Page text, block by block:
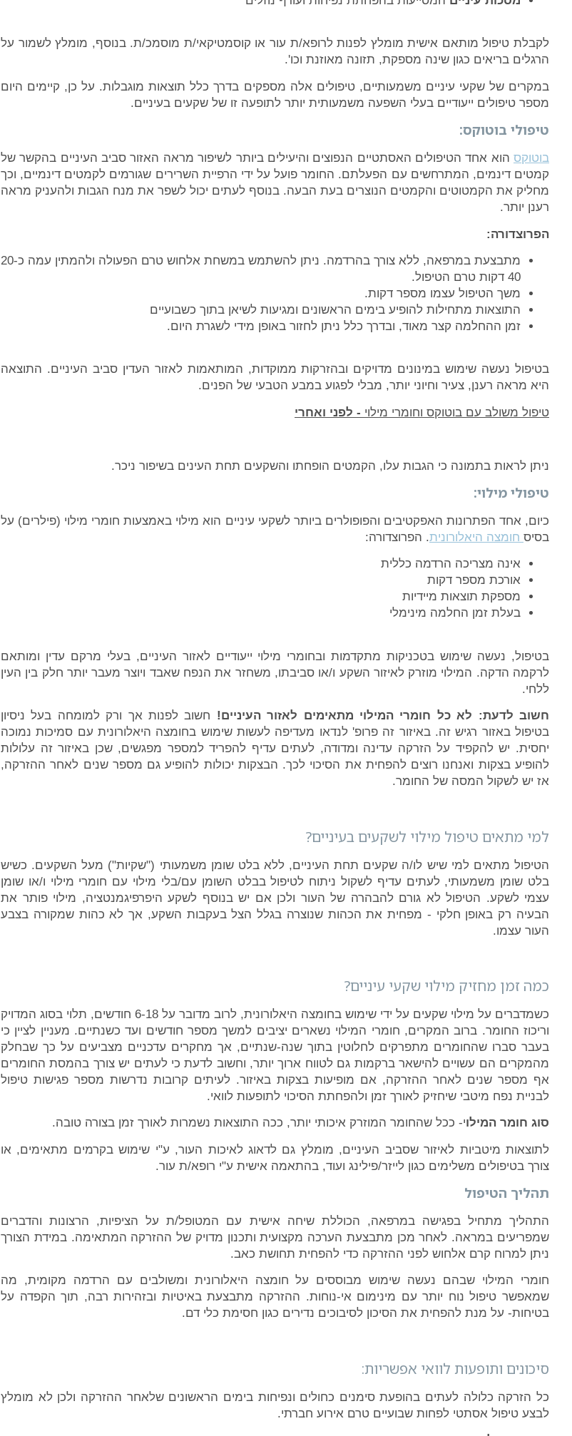
לקבלת טיפול מותאם אישית מומלץ לפנות לרופא/ת עור או קוסמטיקאי/ת מוסמכ/ת. בנוסף, מומלץ לשמור על
הרגלים בריאים כגון שינה מספקת, תזונה מאוזנת וכו'.
במקרים של שקעי עיניים משמעותיים, טיפולים אלה מספקים בדרך כלל תוצאות מוגבלות. על כן, קיימים היום
מספר טיפולים ייעודיים בעלי השפעה משמעותית יותר לתופעה זו של שקעים בעיניים.
טיפולי בוטוקס:
בוטוקס הוא אחד הטיפולים האסתטיים הנפוצים והיעילים ביותר לשיפור מראה האזור סביב העיניים בהקשר של
קמטים דינמים, המתרחשים עם הפעלתם. החומר פועל על ידי הרפיית השרירים שגורמים לקמטים דינמיים, וכך
מחליק את הקמטוטים והקמטים הנוצרים בעת הבעה. בנוסף לעתים יכול לשפר את מנח הגבות ולהעניק מראה
רענן יותר.
הפרוצדורה:
מתבצעת במרפאה, ללא צורך בהרדמה. ניתן להשתמש במשחת אלחוש טרם הפעולה ולהמתין עמה כ20-
40 דקות טרם הטיפול.
משך הטיפול עצמו מספר דקות.
התוצאות מתחילות להופיע בימים הראשונים ומגיעות לשיאן בתוך כשבועיים
זמן ההחלמה קצר מאוד, ובדרך כלל ניתן לחזור באופן מידי לשגרת היום.
בטיפול נעשה שימוש במינונים מדויקים ובהזרקות ממוקדות, המותאמות לאזור העדין סביב העיניים. התוצאה
היא מראה רענן, צעיר וחיוני יותר, מבלי לפגוע במבע הטבעי של הפנים.
טיפול משולב עם בוטוקס וחומרי מילוי - לפני ואחרי
ניתן לראות בתמונה כי הגבות עלו, הקמטים הופחתו והשקעים תחת העינים בשיפור ניכר.
טיפולי מילוי:
כיום, אחד הפתרונות האפקטיבים והפופולרים ביותר לשקעי עיניים הוא מילוי באמצעות חומרי מילוי (פילרים) על
בסיס חומצה היאלורונית. הפרוצדורה:
אינה מצריכה הרדמה כללית
אורכת מספר דקות
מספקת תוצאות מיידיות
בעלת זמן החלמה מינימלי
בטיפול, נעשה שימוש בטכניקות מתקדמות ובחומרי מילוי ייעודיים לאזור העיניים, בעלי מרקם עדין ומותאם
לרקמה הדקה. המילוי מוזרק לאיזור השקע ו/או סביבתו, משחזר את הנפח שאבד ויוצר מעבר יותר חלק בין העין
ללחי.
חשוב לדעת: לא כל חומרי המילוי מתאימים לאזור העיניים! חשוב לפנות אך ורק למומחה בעל ניסיון
בטיפול באזור רגיש זה. באיזור זה פרופ' לנדאו מעדיפה לעשות שימוש בחומצה היאלורונית עם סמיכות נמוכה
יחסית. יש להקפיד על הזרקה עדינה ומדודה, לעתים עדיף להפריד למספר מפגשים, שכן באיזור זה עלולות
להופיע בצקות ואנחנו רוצים להפחית את הסיכוי לכך. הבצקות יכולות להופיע גם מספר שנים לאחר ההזרקה,
אז יש לשקול המסה של החומר.
למי מתאים טיפול מילוי לשקעים בעיניים?
הטיפול מתאים למי שיש לו/ה שקעים תחת העיניים, ללא בלט שומן משמעותי ("שקיות") מעל השקעים. כשיש
בלט שומן משמעותי, לעתים עדיף לשקול ניתוח לטיפול בבלט השומן עם/בלי מילוי עם חומרי מילוי ו/או שומן
עצמי לשקע. הטיפול לא גורם להבהרה של העור ולכן אם יש בנוסף לשקע היפרפיגמנטציה, מילוי פותר את
הבעיה רק באופן חלקי - מפחית את הכהות שנוצרה בגלל הצל בעקבות השקע, אך לא כהות שמקורה בצבע
העור עצמו.
כמה זמן מחזיק מילוי שקעי עיניים?
כשמדברים על מילוי שקעים על ידי שימוש בחומצה היאלורונית, לרוב מדובר על 6-18 חודשים, תלוי בסוג המדויק
וריכוז החומר. ברוב המקרים, חומרי המילוי נשארים יציבים למשך מספר חודשים ועד כשנתיים. מעניין לציין כי
בעבר סברו שהחומרים מתפרקים לחלוטין בתוך שנה-שנתיים, אך מחקרים עדכניים מצביעים על כך שבחלק
מהמקרים הם עשויים להישאר ברקמות גם לטווח ארוך יותר, וחשוב לדעת כי לעתים יש צורך בהמסת החומרים
אף מספר שנים לאחר ההזרקה, אם מופיעות בצקות באיזור. לעיתים קרובות נדרשות מספר פגישות טיפול
לבניית נפח מיטבי שיחזיק לאורך זמן ולהפחתת הסיכוי לתופעות לוואי.
סוג חומר המילוי- ככל שהחומר המוזרק איכותי יותר, ככה התוצאות נשמרות לאורך זמן בצורה טובה.
לתוצאות מיטביות לאיזור שסביב העיניים, מומלץ גם לדאוג לאיכות העור, ע"י שימוש בקרמים מתאימים, או
צורך בטיפולים משלימים כגון לייזר/פילינג ועוד, בהתאמה אישית ע"י רופא/ת עור.
תהליך הטיפול
התהליך מתחיל בפגישה במרפאה, הכוללת שיחה אישית עם המטופל/ת על הציפיות, הרצונות והדברים
שמפריעים במראה. לאחר מכן מתבצעת הערכה מקצועית ותכנון מדויק של ההזרקה המתאימה. במידת הצורך
ניתן למרוח קרם אלחוש לפני ההזרקה כדי להפחית תחושת כאב.
חומרי המילוי שבהם נעשה שימוש מבוססים על חומצה היאלורונית ומשולבים עם הרדמה מקומית, מה
שמאפשר טיפול נוח יותר עם מינימום אי-נוחות. ההזרקה מתבצעת באיטיות ובזהירות רבה, תוך הקפדה על
בטיחות- על מנת להפחית את הסיכון לסיבוכים נדירים כגון חסימת כלי דם.
סיכונים ותופעות לוואי אפשריות:
כל הזרקה כלולה לעתים בהופעת סימנים כחולים ונפיחות בימים הראשונים שלאחר ההזרקה ולכן לא מומלץ
לבצע טיפול אסתטי לפחות שבועיים טרם אירוע חברתי.